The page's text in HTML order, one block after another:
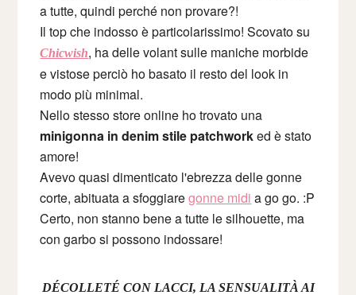
a tutte, quindi perché non provare?!
Il top che indosso è particolarissimo! Scovato su
Chicwish, ha delle volant sulle maniche morbide
e vistose perciò ho basato il resto del look in
modo più minimal.
Nello stesso store online ho trovato una
minigonna in denim stile patchworked è stato
amore!
Avevo quasi dimenticato l'ebrezza delle gonne
corte, abituata a sfoggiaregonne midi a go go. :P
Certo, non stanno bene a tutte le silhouette, ma
con garbo si possono indossare!
DÉCOLLETÉ CON LACCI, LA SENSUALITÀ AI